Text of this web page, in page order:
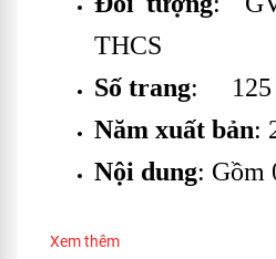
THCS
Số trang: 125
Năm xuất bản:
Nội dung: Gồm
Xem thêm